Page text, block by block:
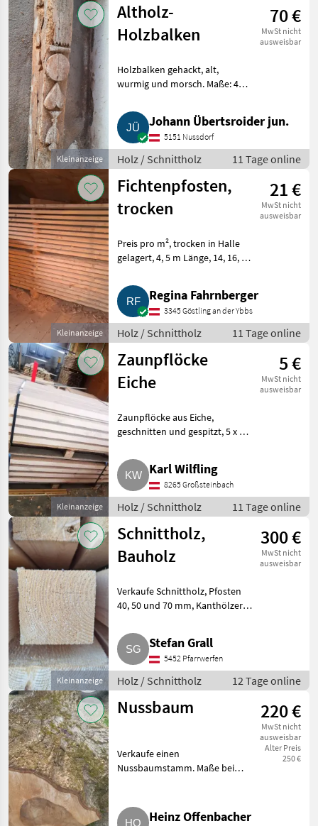
Kleinanzeige
Altholz-
Holzbalken
70 €
MwSt nicht
ausweisbar
Holzbalken gehackt, alt,
wurmig und morsch. Maße: 465
Schnittholz
Johann Übertsroider jun.
5151 Nussdorf
Holz / Schnittholz 11 Tage online
Kleinanzeige
Fichtenpfosten,
trocken
21 €
MwSt nicht
ausweisbar
Preis pro m², trocken in Halle
gelagert, 4, 5 m Länge, 14, 16, 18
m² lagernd. Holz Schnittholz
Regina Fahrnberger
3345 Göstling an der Ybbs
Holz / Schnittholz 11 Tage online
Kleinanzeige
Zaunpflöcke
Eiche
5 €
MwSt nicht
ausweisbar
Zaunpflöcke aus Eiche,
geschnitten und gespitzt, 5 x 5 x
Karl Wilfling
8265 Großsteinbach
Holz / Schnittholz 11 Tage online
Kleinanzeige
Schnittholz,
Bauholz
300 €
MwSt nicht
ausweisbar
Verkaufe Schnittholz, Pfosten
40, 50 und 70 mm, Kanthölzer
200 x 200 mm, Latten 50 x 50
und 50 x 80 sowie Bretter 24
mm, Länge 4 m.
Stefan Grall
5452 Pfarrwerfen
Holz / Schnittholz 12 Tage online
Nussbaum 220 €
MwSt nicht
ausweisbar
Alter Preis
250 €
Verkaufe einen
Nussbaumstamm. Maße bei
Heinz Offenbacher